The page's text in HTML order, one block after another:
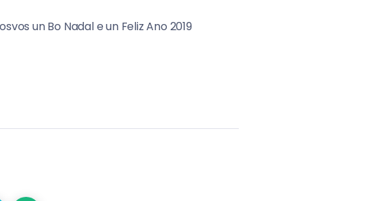
un Bo Nadal e un Feliz Ano 2019